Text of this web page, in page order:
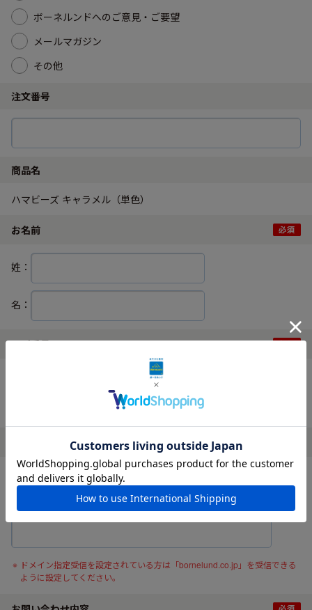
ボーネルンドへのご意見・ご要望
メールマガジン
その他
注文番号
商品名
ハマビーズ キャラメル（単色）
お名前
姓：
名：
電話番号
ハイフンなしでご入力ください。
メールアドレス
確認の為、メールアドレスを再度入力してください。
ドメイン指定受信を設定されている方は「bornelund.co.jp」を受信できる
ように設定してください。